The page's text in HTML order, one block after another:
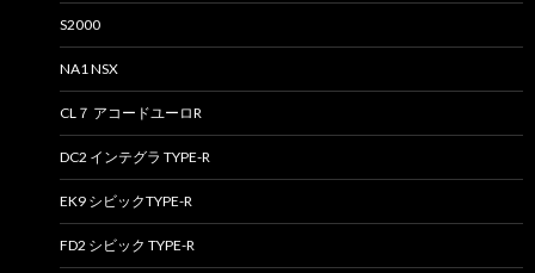
S2000
NA1 NSX
CL７ アコードユーロR
DC2 インテグラ TYPE-R
EK9 シビックTYPE-R
FD2 シビック TYPE-R